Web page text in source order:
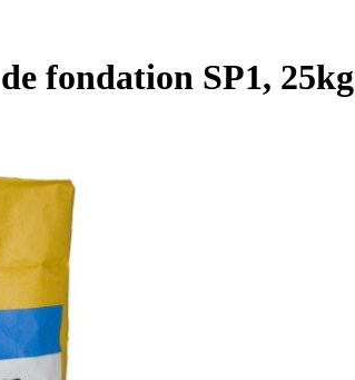
fondation SP1, 25kg